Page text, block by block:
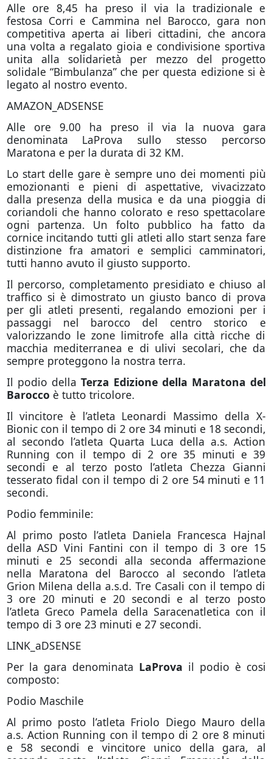
Alle ore 8,45 ha preso il via la tradizionale e
festosa Corri e Cammina nel Barocco, gara non
competitiva aperta ai liberi cittadini, che ancora
una volta a regalato gioia e condivisione sportiva
unita alla solidarietà per mezzo del progetto
solidale “Bimbulanza” che per questa edizione si è
legato al nostro evento.
AMAZON_ADSENSE
Alle ore 9.00 ha preso il via la nuova gara
denominata LaProva sullo stesso percorso
Maratona e per la durata di 32 KM.
Lo start delle gare è sempre uno dei momenti più
emozionanti e pieni di aspettative, vivacizzato
dalla presenza della musica e da una pioggia di
coriandoli che hanno colorato e reso spettacolare
ogni partenza. Un folto pubblico ha fatto da
cornice incitando tutti gli atleti allo start senza fare
distinzione fra amatori e semplici camminatori,
tutti hanno avuto il giusto supporto.
Il percorso, completamento presidiato e chiuso al
traffico si è dimostrato un giusto banco di prova
per gli atleti presenti, regalando emozioni per i
passaggi nel barocco del centro storico e
valorizzando le zone limitrofe alla città ricche di
macchia mediterranea e di ulivi secolari, che da
sempre proteggono la nostra terra.
Il podio della Terza Edizione della Maratona del
Barocco è tutto tricolore.
Il vincitore è l’atleta Leonardi Massimo della X-
Bionic con il tempo di 2 ore 34 minuti e 18 secondi,
al secondo l’atleta Quarta Luca della a.s. Action
Running con il tempo di 2 ore 35 minuti e 39
secondi e al terzo posto l’atleta Chezza Gianni
tesserato fidal con il tempo di 2 ore 54 minuti e 11
secondi.
Podio femminile:
Al primo posto l’atleta Daniela Francesca Hajnal
della ASD Vini Fantini con il tempo di 3 ore 15
minuti e 25 secondi alla seconda affermazione
nella Maratona del Barocco al secondo l’atleta
Grion Milena della a.s.d. Tre Casali con il tempo di
3 ore 20 minuti e 20 secondi e al terzo posto
l’atleta Greco Pamela della Saracenatletica con il
tempo di 3 ore 23 minuti e 27 secondi.
LINK_aDSENSE
Per la gara denominata LaProva il podio è cosi
composto:
Podio Maschile
Al primo posto l’atleta Friolo Diego Mauro della
a.s. Action Running con il tempo di 2 ore 8 minuti
e 58 secondi e vincitore unico della gara, al